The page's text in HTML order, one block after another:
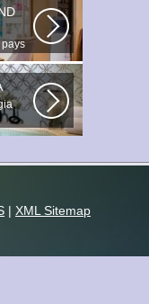
| XML Sitemap